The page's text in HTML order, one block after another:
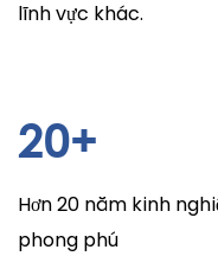
lĩnh vực khác.
20+
Hơn 20 năm kinh
phong phú